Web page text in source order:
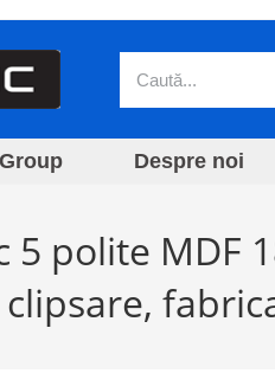
Despre noi
5 polite MDF